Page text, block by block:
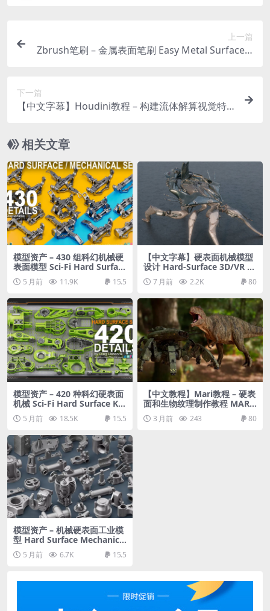
上一篇
Zbrush笔刷 – 金属表面笔刷 Easy Metal Surface B
下一篇
【中文字幕】Houdini教程 – 构建流体解算视觉特
Houdini Part1
相关文章
模型资产 – 430 组科幻机械硬
表面模型 Sci-Fi Hard Surfac
e KITBASH 430 DETAILS
5 月前 11.9K 15.5
【中文字幕】硬表面机械模型
设计 Hard-Surface 3D/VR M
ech Design
7 月前 2.2K 80
模型资产 – 420 种科幻硬表面
机械 Sci-Fi Hard Surface KIT
BASH 420 DETAILS
5 月前 18.5K 15.5
【中文教程】Mari教程 – 硬表
面和生物纹理制作教程 MAR2
02 – Hard Surface and Crea
ture Texturing
3 月前 243 80
模型资产 – 机械硬表面工业模
型 Hard Surface Mechanical
Kitbash Quad Topology Vol
ume 2 3D model
5 月前 6.7K 15.5